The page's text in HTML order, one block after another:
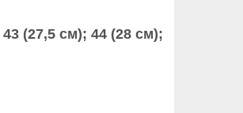
(27,5 см); 44 (28 см);